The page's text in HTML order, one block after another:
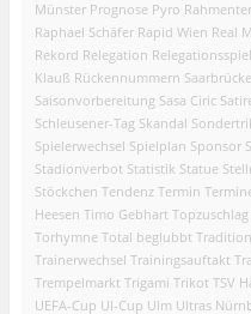
Münster Prognose Pyro
Raphael Schäfer Rapid Wien Real
Rekord Relegation
Klauß Rückennummern
Saisonvorbereitung Sasa Ciric
Schleusener-Tag Skandal
Spielerwechsel Spielplan Sponsor
Stadionverbot Statistik Statue
Stöckchen Tendenz Termin
Heesen Timo Gebhart Topzuschlag
Torhymne Total beglubbt
Trainerwechsel Trainingsauftakt
Trempelmarkt Trigami Trikot TSV
UEFA-Cup UI-Cup Ulm Ultras